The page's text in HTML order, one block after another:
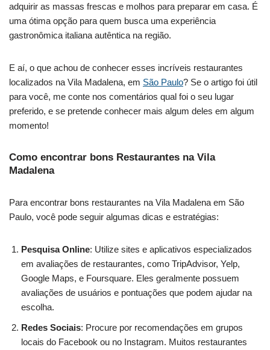
adquirir as massas frescas e molhos para preparar em casa. É
uma ótima opção para quem busca uma experiência
gastronômica italiana autêntica na região.
E aí, o que achou de conhecer esses incríveis restaurantes
localizados na Vila Madalena, em São Paulo? Se o artigo foi útil
para você, me conte nos comentários qual foi o seu lugar
preferido, e se pretende conhecer mais algum deles em algum
momento!
Como encontrar bons Restaurantes na Vila
Madalena
Para encontrar bons restaurantes na Vila Madalena em São
Paulo, você pode seguir algumas dicas e estratégias:
Pesquisa Online: Utilize sites e aplicativos especializados
em avaliações de restaurantes, como TripAdvisor, Yelp,
Google Maps, e Foursquare. Eles geralmente possuem
avaliações de usuários e pontuações que podem ajudar na
escolha.
Redes Sociais: Procure por recomendações em grupos
locais do Facebook ou no Instagram. Muitos restaurantes